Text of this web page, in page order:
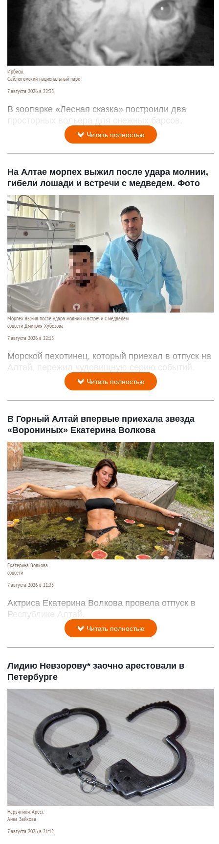
Ирбисы.
Сайлюгемский национальный парк
7 августа 2026 в 22:35
В зоопарке «Лесная сказка» построили два
просторных вольера для снежных барсов.
Читать полностью
На Алтае морпех выжил после удара молнии,
гибели лошади и встречи с медведем. Фото
Морпех выжил после удара молнии и встречи с медведем
соцсети Дмитрия Хубезова
7 августа 2026 в 22:15
Морской пехотинец, который приехал в отпуск на
Алтай, пережил чудовищную серию событий.
Читать полностью
В Горный Алтай впервые приехала звезда
«Ворониных» Екатерина Волкова
Екатерина Волкова
соцсети
7 августа 2026 в 21:35
Актриса Екатерина Волкова провела отпуск в
Республике Алтай.
Читать полностью
Лидию Невзорову* заочно арестовали в
Петербурге
Наручники. Арест.
Анна Зайкова
7 августа 2026 в 21:12